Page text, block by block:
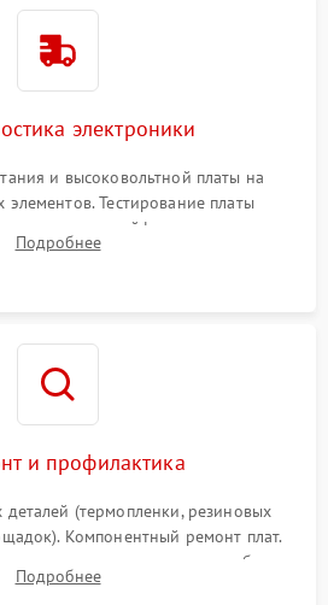
электроники
и высоковольтной платы на
Тестирование платы
шлейфов, контактов
(датчиков прохождения и наличия
Подробнее
и профилактика
(термопленки, резиновых
Компонентный ремонт плат.
печати, контактов и линз блока
просыпанного тонера и пыли.
Подробнее